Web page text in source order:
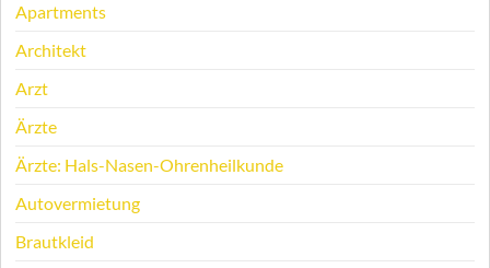
Apartments
Architekt
Arzt
Ärzte
Ärzte: Hals-Nasen-Ohrenheilkunde
Autovermietung
Brautkleid